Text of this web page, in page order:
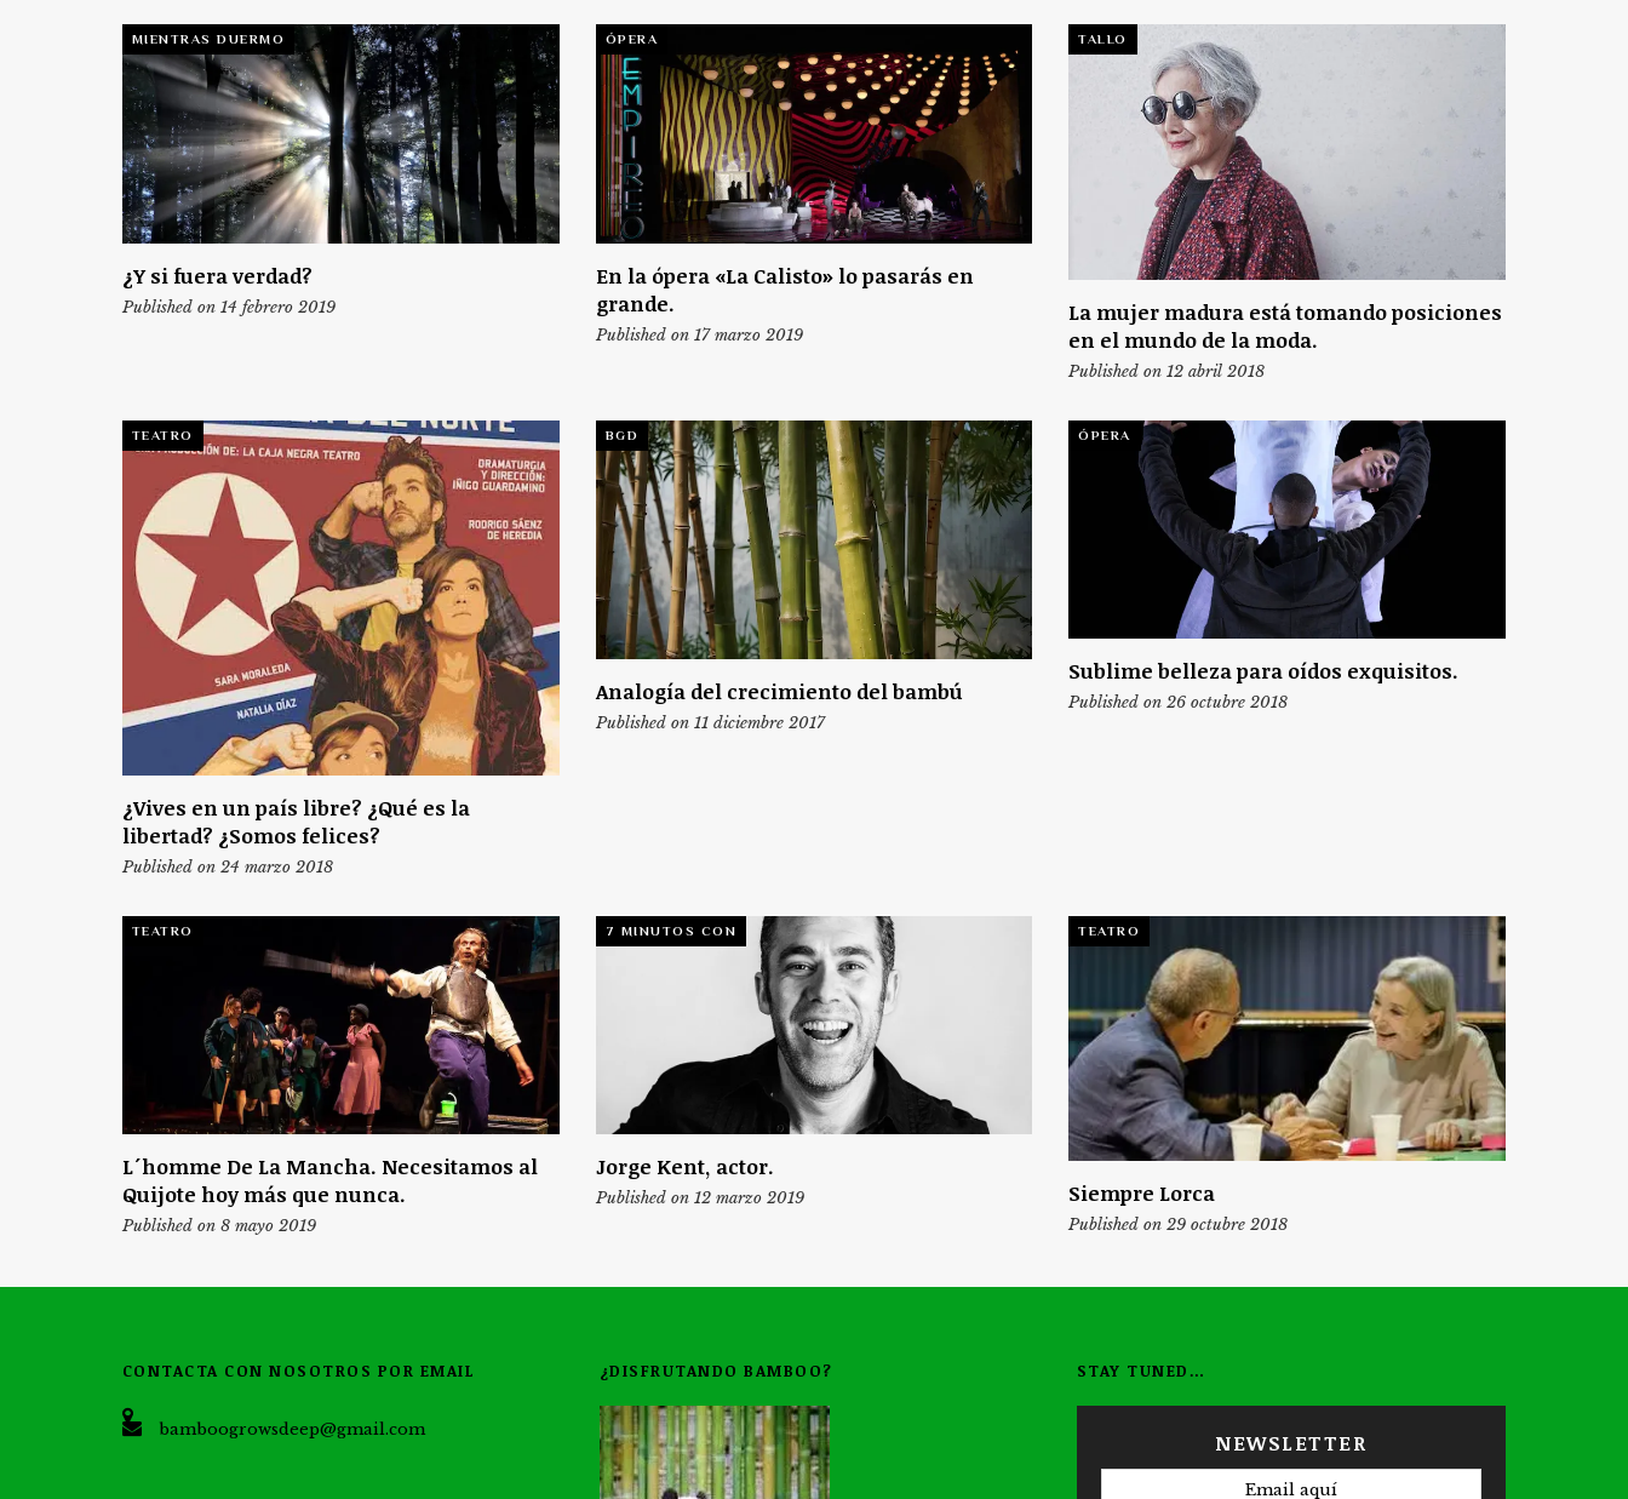
MIENTRAS DUERMO
¿Y si fuera verdad?
Published on 14 febrero 2019
ÓPERA
En la ópera «La Calisto» lo pasarás en
grande.
Published on 17 marzo 2019
TALLO
La mujer madura está tomando posiciones
en el mundo de la moda.
Published on 12 abril 2018
TEATRO
¿Vives en un país libre? ¿Qué es la
libertad? ¿Somos felices?
Published on 24 marzo 2018
BGD
Analogía del crecimiento del bambú
Published on 11 diciembre 2017
ÓPERA
Sublime belleza para oídos exquisitos.
Published on 26 octubre 2018
TEATRO
L´homme De La Mancha. Necesitamos al
Quijote hoy más que nunca.
Published on 8 mayo 2019
7 MINUTOS CON
Jorge Kent, actor.
Published on 12 marzo 2019
TEATRO
Siempre Lorca
Published on 29 octubre 2018
CONTACTA CON NOSOTROS POR EMAIL
bamboogrowsdeep@gmail.com
¿DISFRUTANDO BAMBOO? STAY TUNED…
NEWSLETTER